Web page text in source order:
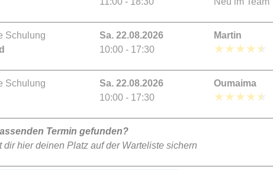
Schulung
Sa. 22.08.2026
10:00 - 17:30
Martin
★★★★★
Schulung
Sa. 22.08.2026
10:00 - 17:30
Oumaima
★★★★★
Termin gefunden?
dir hier deinen Platz auf der Warteliste sichern